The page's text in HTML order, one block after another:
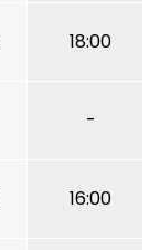
18:00
-
16:00